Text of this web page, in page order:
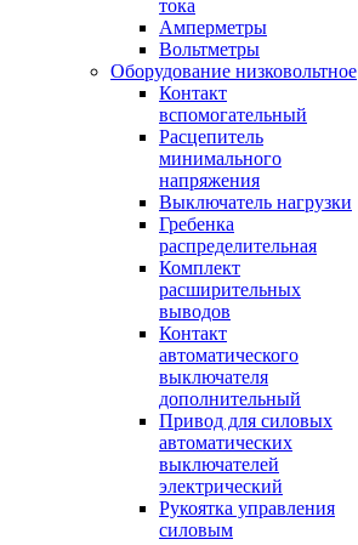
тока
Амперметры
Вольтметры
Оборудование низковольтное
Контакт
вспомогательный
Расцепитель
минимального
напряжения
Выключатель нагрузки
Гребенка
распределительная
Комплект
расширительных
выводов
Контакт
автоматического
выключателя
дополнительный
Привод для силовых
автоматических
выключателей
электрический
Рукоятка управления
силовым